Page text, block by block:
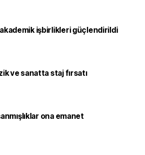
işbirlikleri güçlendirildi
ve sanatta staj fırsatı
ona emanet